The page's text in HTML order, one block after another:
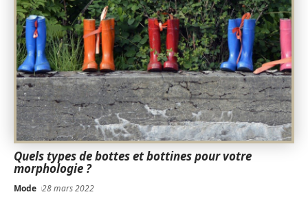
Quels types de bottes et bottines pour votre
morphologie ?
Mode 28 mars 2022